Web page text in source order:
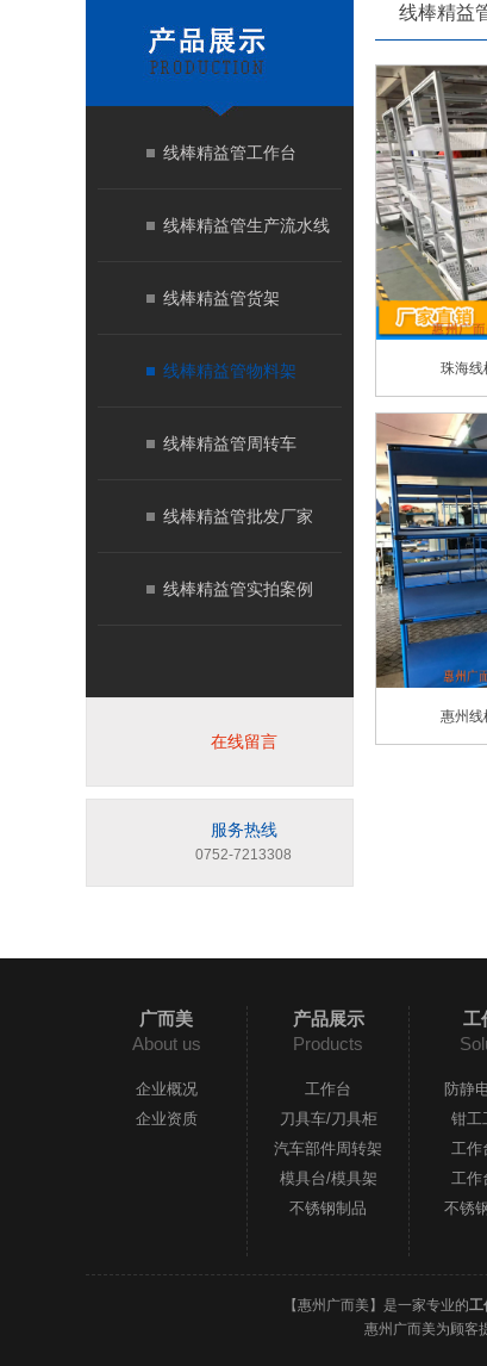
线棒精益管工作台
线棒精益管生产流水线
线棒精益管货架
线棒精益管物料架
线棒精益管周转车
线棒精益管批发厂家
线棒精益管实拍案例
在线留言
服务热线
0752-7213308
线棒精益
珠海线
惠州线
广而美
About us
企业概况
企业资质
产品展示
Products
工作台
刀具车/刀具柜
汽车部件周转架
模具台/模具架
不锈钢制品
工
防静
钳工
工作
工作
不锈
【惠州广而美】是一家专业的工
惠州广而美为顾客